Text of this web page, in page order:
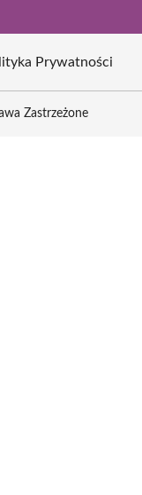
Prywatności
Zastrzeżone